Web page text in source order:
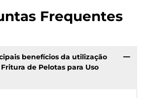
Frequentes
benefícios da utilização
de Pelotas para Uso